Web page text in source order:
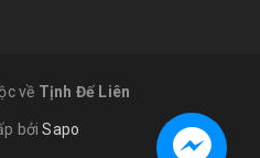
về Tịnh Đế Liên
bởiSapo